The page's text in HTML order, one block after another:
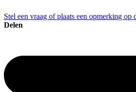
Stel een vraag of plaats een opmerking op
Delen